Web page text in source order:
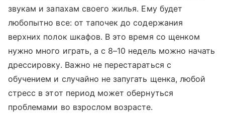
звукам и запахам своего жилья. Ему будет
любопытно все: от тапочек до содержания
верхних полок шкафов. В это время со щенком
нужно много играть, а с 8–10 недель можно начать
дрессировку. Важно не перестараться с
обучением и случайно не запугать щенка, любой
стресс в этот период может обернуться
проблемами во взрослом возрасте.